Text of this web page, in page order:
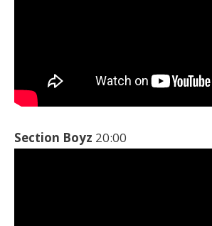
Section Boyz 20:00